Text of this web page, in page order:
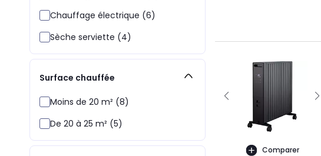
Chauffage électrique (6)
Sèche serviette (4)
Surface chauffée
Moins de 20 m² (8)
De 20 à 25 m² (5)
Comparer